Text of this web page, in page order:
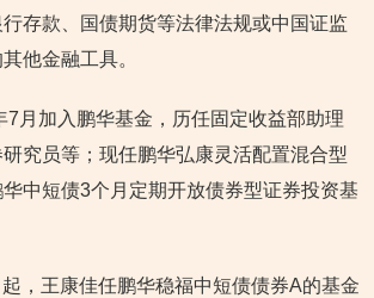
存款、国债期货等法律法规或中国证监
他金融工具。
7月加入鹏华基金，历任固定收益部助理
究员等；现任鹏华弘康灵活配置混合型
中短债3个月定期开放债券型证券投资基
，王康佳任鹏华稳福中短债债券A的基金